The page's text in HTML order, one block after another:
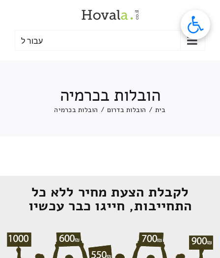
עבור ל
הובלות בכרמיה
בית / הובלות בדרום / הובלות בכרמיה
לקבלת הצעת מחיר ללא כל
התחייבות, חייגו כבר עכשיו